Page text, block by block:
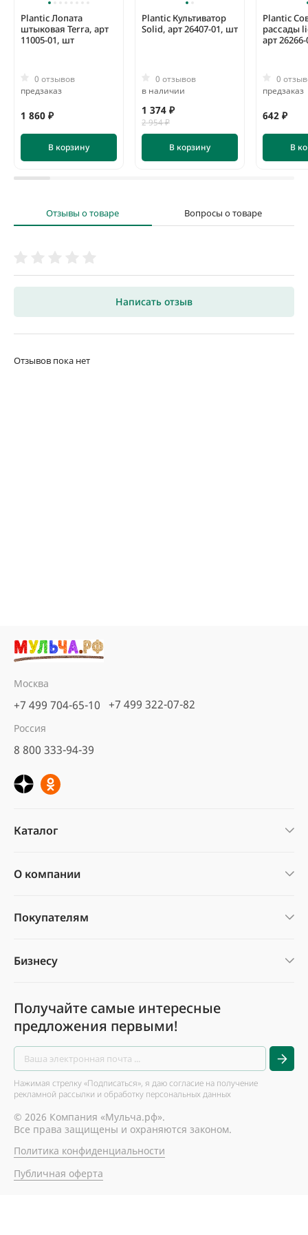
Plantic Лопата
штыковая Terra, арт
11005-01, шт
0 отзывов
предзаказ
1 860 ₽
В корзину
Plantic Культиватор
Solid, арт 26407-01, шт
0 отзывов
в наличии
1 374 ₽
2 954 ₽
В корзину
Plantic
рассады
арт
0
предзаказ
642 ₽
В
Отзывы о товаре Вопросы о товаре
Написать отзыв
Отзывов пока нет
Москва
+7 499 704-65-10 +7 499 322-07-82
Россия
8 800 333-94-39
Каталог
О компании
Покупателям
Бизнесу
Получайте самые интересные
предложения первыми!
Нажимая стрелку «Подписаться», я даю согласие на получение
рекламной рассылки и обработку персональных данных
© 2026 Компания «Мульча.рф».
Все права защищены и охраняются законом.
Политика конфиденциальности
Публичная оферта